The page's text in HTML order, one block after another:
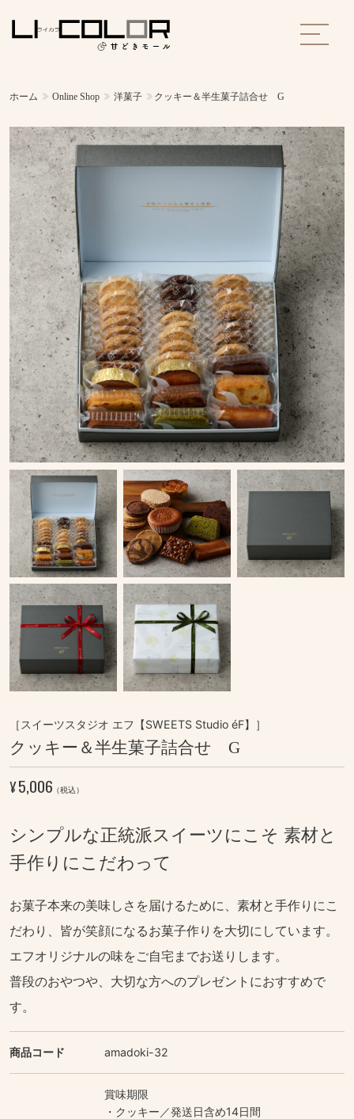
ホーム Online Shop 洋菓子 クッキー＆半生菓子詰合せ G
［スイーツスタジオ エフ【SWEETS Studio éF】］
クッキー＆半生菓子詰合せ G
¥5,006 （税込）
シンプルな正統派スイーツにこそ 素材と
手作りにこだわって
お菓子本来の美味しさを届けるために、素材と手作りにこ
だわり、皆が笑顔になるお菓子作りを大切にしています。
エフオリジナルの味をご自宅までお送りします。
普段のおやつや、大切な方へのプレゼントにおすすめで
す。
商品コード amadoki-32
賞味期限
・クッキー／発送日含め14日間